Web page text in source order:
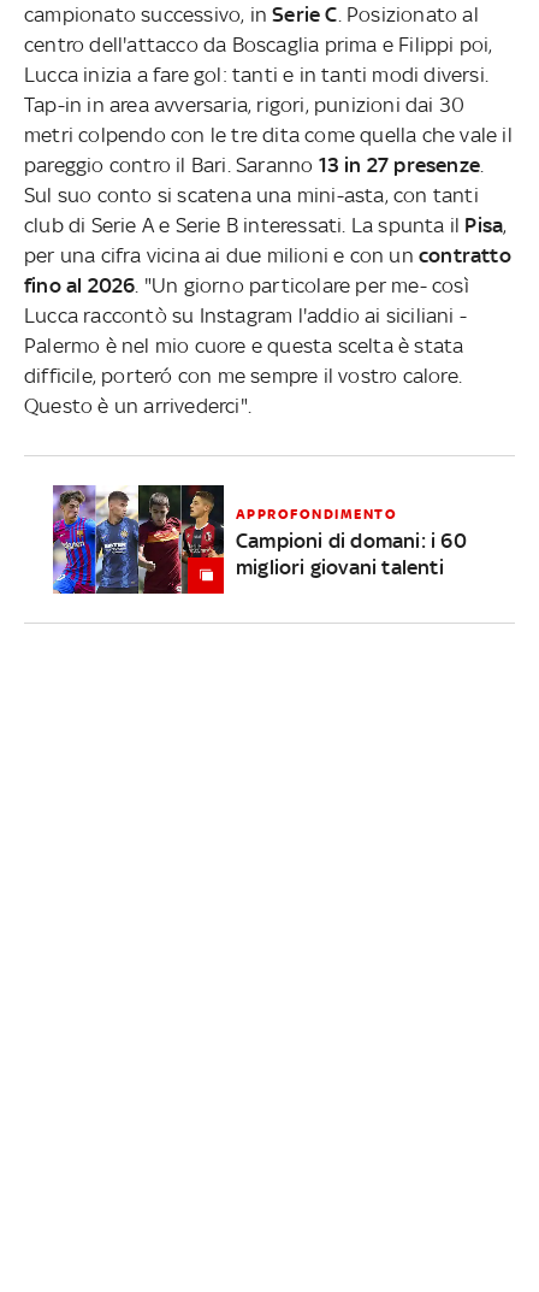
campionato successivo, in Serie C . Posizionato al
centro dell'attacco da Boscaglia prima e Filippi poi,
Lucca inizia a fare gol: tanti e in tanti modi diversi.
Tap-in in area avversaria, rigori, punizioni dai 30
metri colpendo con le tre dita come quella che vale il
pareggio contro il Bari. Saranno 13 in 27 presenze
Sul suo conto si scatena una mini-asta, con tanti
club di Serie A e Serie B interessati. La spunta il Pisa,
per una cifra vicina ai due milioni e con un contratto
fino al 2026 . "Un giorno particolare per me- così
Lucca raccontò su Instagram l'addio ai siciliani -
Palermo è nel mio cuore e questa scelta è stata
difficile, porteró con me sempre il vostro calore.
Questo è un arrivederci".
APPROFONDIMENTO
Campioni di domani: i 60
migliori giovani talenti